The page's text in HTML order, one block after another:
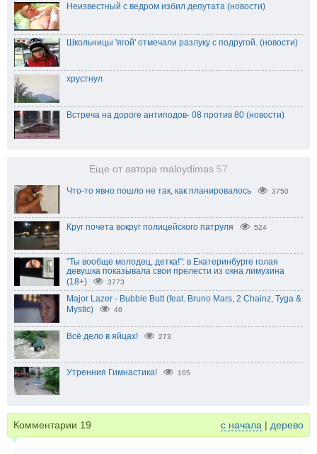
Неизвестный с ведром избил депутата (новости)
Школьницы 'ягой' отмечали разлуку с подругой. (новости)
хрустнул
Встреча на дороге антиподов- 08 против 80 (новости)
Еще от автора maloydimas 57
Что-то явно пошло не так, как планировалось 3750
Круг почета вокруг полицейского патруля 524
"Ты вообще молодец, детка!": в Екатеринбурге голая
девушка показывала свои прелести из окна лимузина
(18+)
3773
Major Lazer - Bubble Butt (feat. Bruno Mars, 2 Chainz, Tyga &
Mystic)
46
Всё дело в яйцах! 273
Утренния Гимнастика! 165
Комментарии 19 с начала | дерево